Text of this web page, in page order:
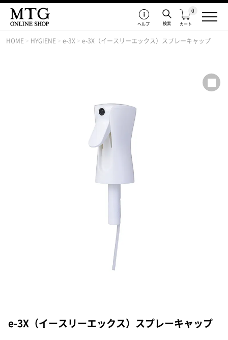
カート
0
検索
ヘルプ
HOME > HYGIENE > e-3X > e-3X（イースリーエックス）スプレーキャップ
e-3X（イースリーエックス）スプレーキャップ